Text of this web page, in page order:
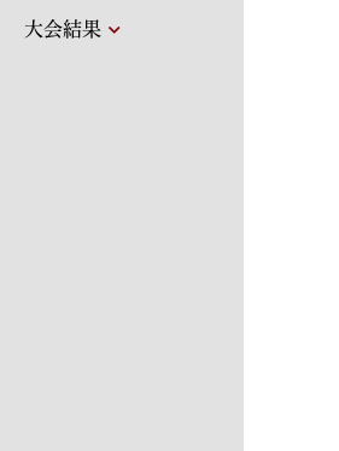
大会結果